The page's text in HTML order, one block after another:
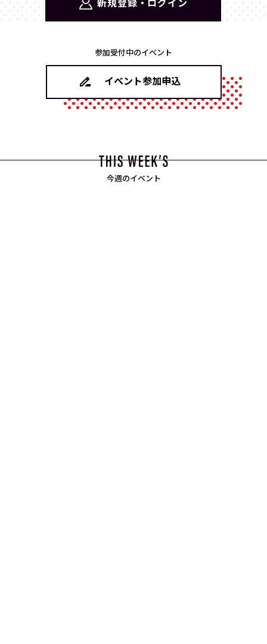
参加受付中のイベント
イベント参加申込
今週のイベント